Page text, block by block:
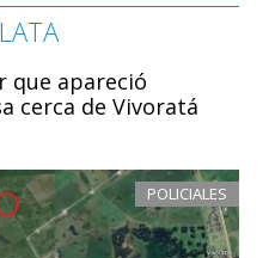
que apareció
cerca de Vivoratá
POLICIALES